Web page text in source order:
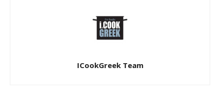
ICookGreek Team